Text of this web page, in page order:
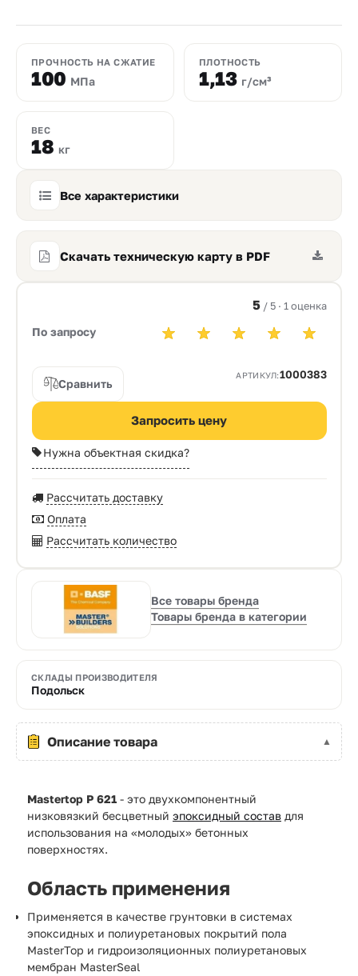
ПРОЧНОСТЬ НА СЖАТИЕ
100 МПа
ПЛОТНОСТЬ
1,13 г/см³
ВЕС
18 кг
Все характеристики
Скачать техническую карту в PDF
По запросу
5 / 5 · 1 оценка
Сравнить
АРТИКУЛ:1000383
Запросить цену
Нужна объектная скидка?
Рассчитать доставку
Оплата
Рассчитать количество
Все товары бренда
Товары бренда в категории
СКЛАДЫ ПРОИЗВОДИТЕЛЯ
Подольск
Описание товара
Mastertop P 621 - это двухкомпонентный
низковязкий бесцветный эпоксидный состав для
использования на «молодых» бетонных
поверхностях.
Область применения
Применяется в качестве грунтовки в системах
эпоксидных и полиуретановых покрытий пола
MasterTop и гидроизоляционных полиуретановых
мембран MasterSeal